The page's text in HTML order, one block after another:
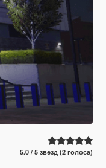
5.0 / 5 звёзд (2 голоса)